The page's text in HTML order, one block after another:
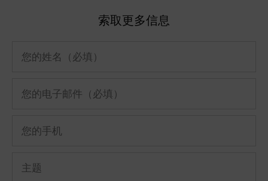
索取更多信息